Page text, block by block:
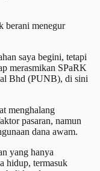
berani menegur
saya begini, tetapi
merasmikan SPaRK
Bhd (PUNB), di sini
menghalang
pasaran, namun
dana awam.
yang hanya
hidup, termasuk